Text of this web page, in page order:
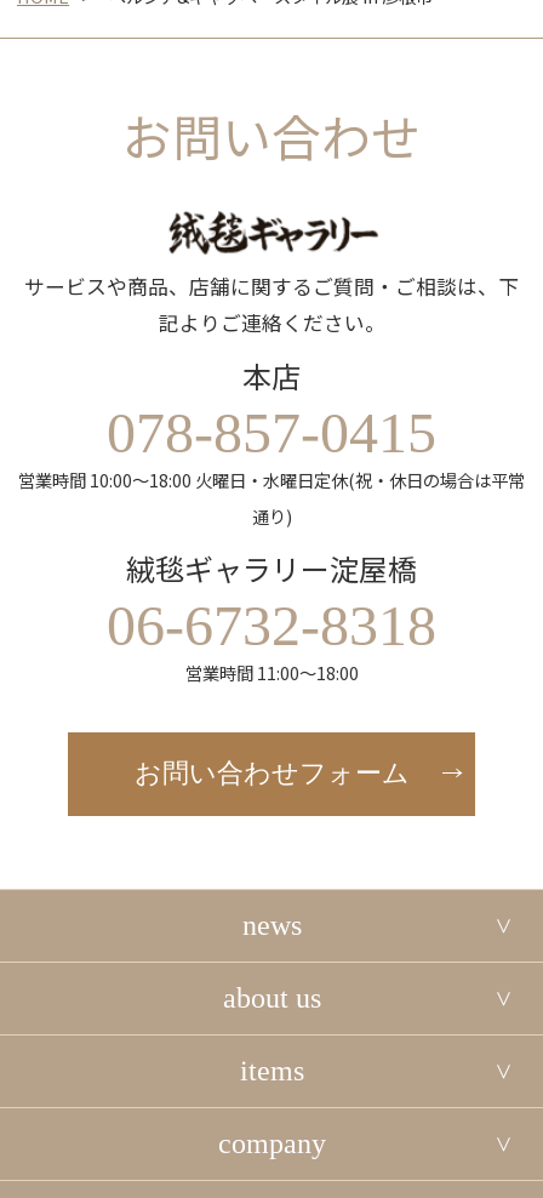
お問い合わせ
サービスや商品、店舗に関するご質問・ご相談は、下
記よりご連絡ください。
本店
078-857-0415
営業時間 10:00～18:00 火曜日・水曜日定休(祝・休日の場合は平常
通り)
絨毯ギャラリー淀屋橋
06-6732-8318
営業時間 11:00～18:00
お問い合わせフォーム
news
about us
items
company